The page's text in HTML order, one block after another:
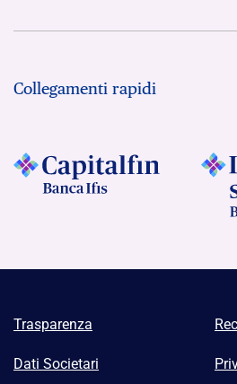
Collegamenti rapidi
Trasparenza
Dati Societari